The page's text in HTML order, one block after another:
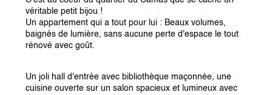
véritable petit bijou !
Un appartement qui a tout pour lui : Beaux volumes,
baignés de lumière, sans aucune perte d'espace le tout
rénové avec goût.
Un joli hall d'entrée avec bibliothèque maçonnée, une
cuisine ouverte sur un salon spacieux et lumineux avec